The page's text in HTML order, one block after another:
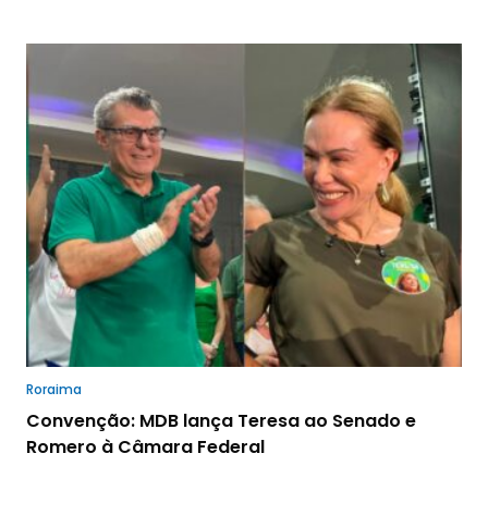
Roraima
Convenção: MDB lança Teresa ao Senado e
Romero à Câmara Federal